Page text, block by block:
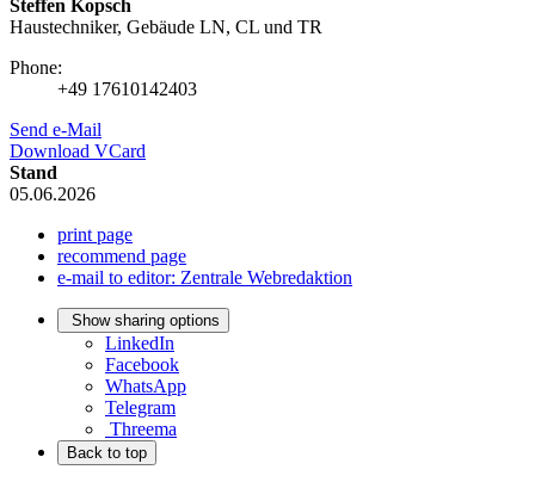
Steffen Kopsch
Haustechniker, Gebäude LN, CL und TR
Phone:
+49 17610142403
Send e-Mail
Download VCard
Stand
05.06.2026
print page
recommend page
e-mail to editor: Zentrale Webredaktion
Show sharing options
LinkedIn
Facebook
WhatsApp
Telegram
Threema
Back to top